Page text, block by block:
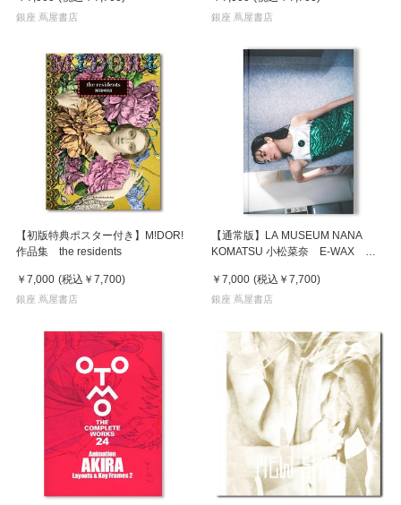
銀座 蔦屋書店 銀座 蔦屋書店
【初版特典ポスター付き】M!DOR!
作品集 the residents
￥7,000 (税込 ￥7,700)
銀座 蔦屋書店
【通常版】LA MUSEUM NANA
KOMATSU 小松菜奈 E-WAX 写
￥7,000 (税込 ￥7,700)
銀座 蔦屋書店